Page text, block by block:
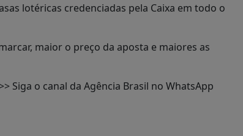
lotéricas credenciadas pela Caixa em todo o
maior o preço da aposta e maiores as
Siga o canal da Agência Brasil no WhatsApp